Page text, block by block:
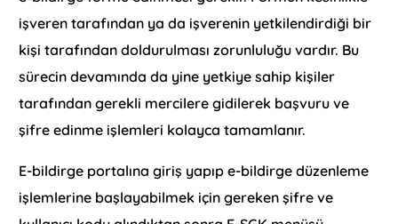
işveren tarafından ya da işverenin yetkilendirdiği bir
kişi tarafından doldurulması zorunluluğu vardır. Bu
sürecin devamında da yine yetkiye sahip kişiler
tarafından gerekli mercilere gidilerek başvuru ve
şifre edinme işlemleri kolayca tamamlanır.
E-bildirge portalına giriş yapıp e-bildirge düzenleme
işlemlerine başlayabilmek için gereken şifre ve